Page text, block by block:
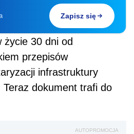
Zapisz się
życie 30 dni od
przepisów
infrastruktury
dokument trafi do
AUTOPROMOCJA